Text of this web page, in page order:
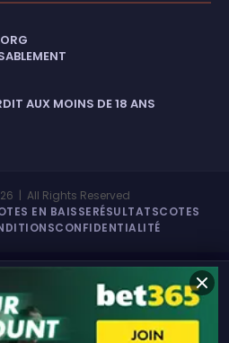
AUX MOINS DE 18 ANS
| All Rights Reserved
EN BAISSERÉSULTATSCOTES
CONFIDENTIALITÉ